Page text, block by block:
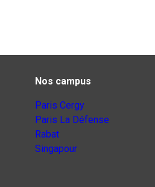
Nos campus
Paris Cergy
Paris La Défense
Rabat
Singapour